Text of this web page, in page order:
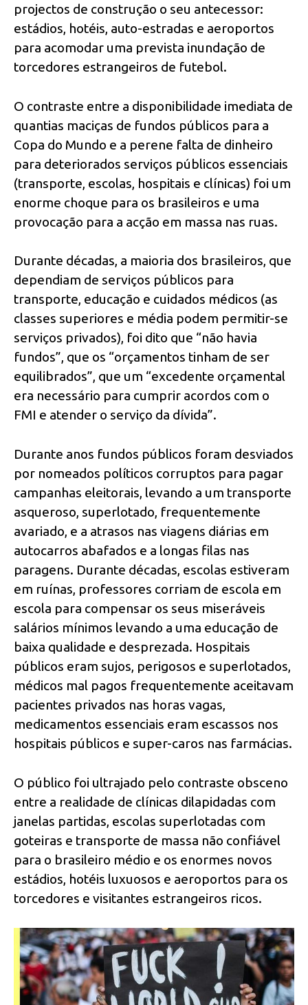
projectos de construção o seu antecessor:
estádios, hotéis, auto-estradas e aeroportos
para acomodar uma prevista inundação de
torcedores estrangeiros de futebol.
O contraste entre a disponibilidade imediata de
quantias maciças de fundos públicos para a
Copa do Mundo e a perene falta de dinheiro
para deteriorados serviços públicos essenciais
(transporte, escolas, hospitais e clínicas) foi um
enorme choque para os brasileiros e uma
provocação para a acção em massa nas ruas.
Durante décadas, a maioria dos brasileiros, que
dependiam de serviços públicos para
transporte, educação e cuidados médicos (as
classes superiores e média podem permitir-se
serviços privados), foi dito que “não havia
fundos”, que os “orçamentos tinham de ser
equilibrados”, que um “excedente orçamental
era necessário para cumprir acordos com o
FMI e atender o serviço da dívida”.
Durante anos fundos públicos foram desviados
por nomeados políticos corruptos para pagar
campanhas eleitorais, levando a um transporte
asqueroso, superlotado, frequentemente
avariado, e a atrasos nas viagens diárias em
autocarros abafados e a longas filas nas
paragens. Durante décadas, escolas estiveram
em ruínas, professores corriam de escola em
escola para compensar os seus miseráveis
salários mínimos levando a uma educação de
baixa qualidade e desprezada. Hospitais
públicos eram sujos, perigosos e superlotados,
médicos mal pagos frequentemente aceitavam
pacientes privados nas horas vagas,
medicamentos essenciais eram escassos nos
hospitais públicos e super-caros nas farmácias.
O público foi ultrajado pelo contraste obsceno
entre a realidade de clínicas dilapidadas com
janelas partidas, escolas superlotadas com
goteiras e transporte de massa não confiável
para o brasileiro médio e os enormes novos
estádios, hotéis luxuosos e aeroportos para os
torcedores e visitantes estrangeiros ricos.